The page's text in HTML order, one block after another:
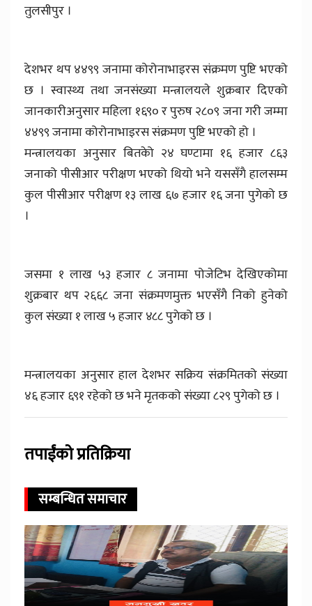
तुलसीपुर ।
देशभर थप ४४९९ जनामा कोरोनाभाइरस संक्रमण पुष्टि भएको
छ । स्वास्थ्य तथा जनसंख्या मन्त्रालयले शुक्रबार दिएको
जानकारीअनुसार महिला १६९० र पुरुष २८०९ जना गरी जम्मा
४४९९ जनामा कोरोनाभाइरस संक्रमण पुष्टि भएको हो ।
मन्त्रालयका अनुसार बितकेो २४ घण्टामा १६ हजार ८६३
जनाको पीसीआर परीक्षण भएको थियो भने यससँगै हालसम्म
कुल पीसीआर परीक्षण १३ लाख ६७ हजार १६ जना पुगेको छ
।
जसमा १ लाख ५३ हजार ८ जनामा पोजेटिभ देखिएकोमा
शुक्रबार थप २६६८ जना संक्रमणमुक्त भएसँगै निको हुनेको
कुल संख्या १ लाख ५ हजार ४८८ पुगेको छ ।
मन्त्रालयका अनुसार हाल देशभर सक्रिय संक्रमितको संख्या
४६ हजार ६९१ रहेको छ भने मृतकको संख्या ८२९ पुगेको छ ।
तपाईंको प्रतिक्रिया
सम्बन्धित समाचार